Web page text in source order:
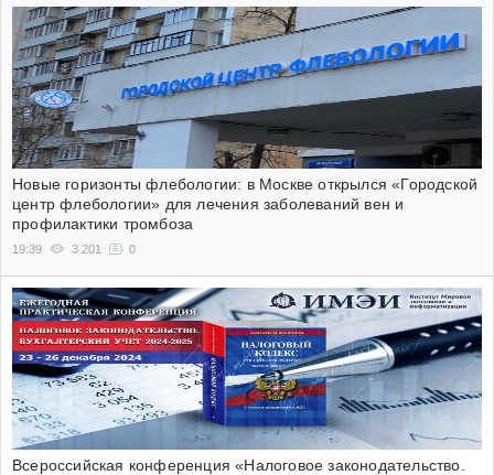
Новые горизонты флебологии: в Москве открылся «Городской
центр флебологии» для лечения заболеваний вен и
профилактики тромбоза
19:39 3 201 0
Всероссийская конференция «Налоговое законодательство.